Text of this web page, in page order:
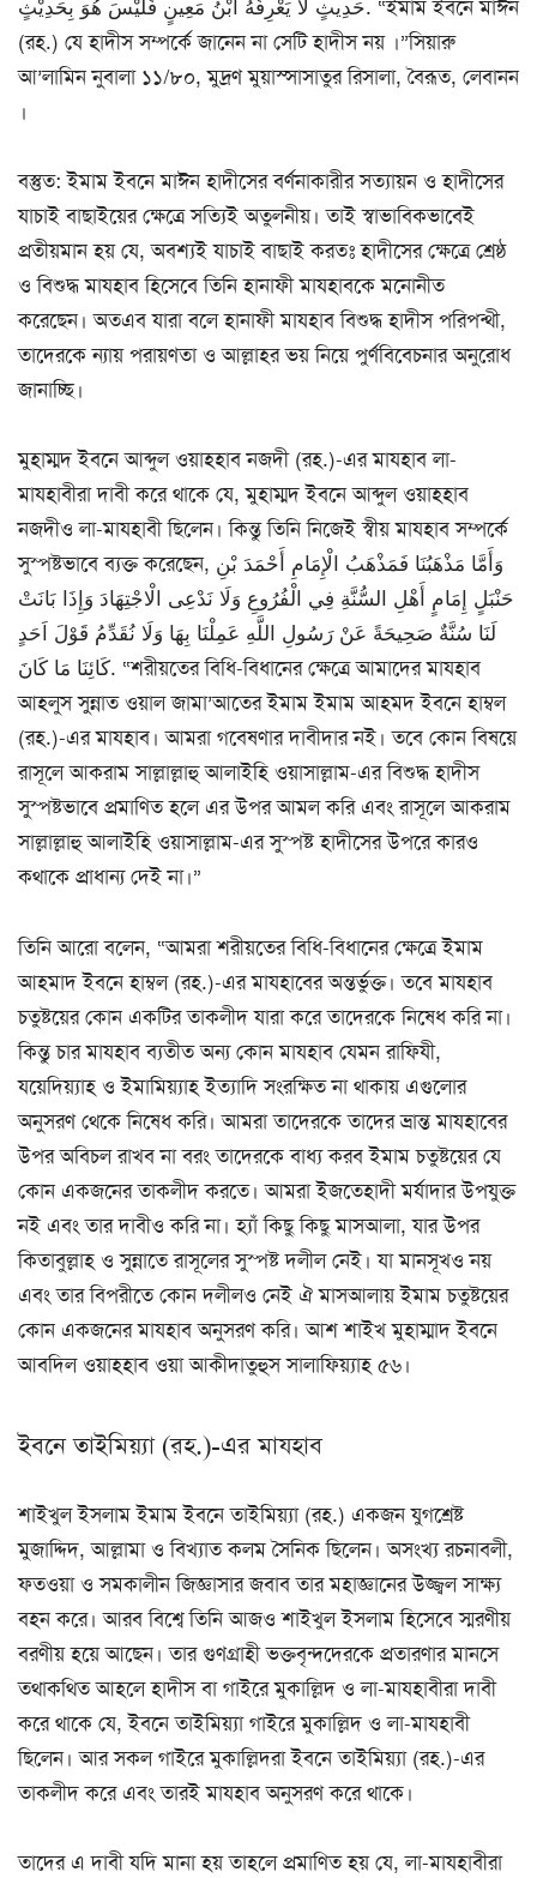
حَدِيثٍ لَا يَعْرِفُهُ ابْنُ مَعِينٍ فَلَيْسَ هُوَ بِحَدِيْثٍ. “ইমাম ইবনে মাঈন
(রহ.) যে হাদীস সম্পর্কে জানেন না সেটি হাদীস নয় ।”সিয়ারু
আ’লামিন নুবালা ১১/৮০, মুদ্রণ মুয়াস্সাসাতুর রিসালা, বৈরূত, লেবানন
।
বস্তুত: ইমাম ইবনে মাঈন হাদীসের বর্ণনাকারীর সত্যায়ন ও হাদীসের
যাচাই বাছাইয়ের ক্ষেত্রে সত্যিই অতুলনীয়। তাই স্বাভাবিকভাবেই
প্রতীয়মান হয় যে, অবশ্যই যাচাই বাছাই করতঃ হাদীসের ক্ষেত্রে শ্রেষ্ঠ
ও বিশুদ্ধ মাযহাব হিসেবে তিনি হানাফী মাযহাবকে মনোনীত
করেছেন। অতএব যারা বলে হানাফী মাযহাব বিশুদ্ধ হাদীস পরিপন্থী,
তাদেরকে ন্যায় পরায়ণতা ও আল্লাহর ভয় নিয়ে পুর্ণবিবেচনার অনুরোধ
জানাচ্ছি।
মুহাম্মদ ইবনে আব্দুল ওয়াহহাব নজদী (রহ.)-এর মাযহাব লা-
মাযহাবীরা দাবী করে থাকে যে, মুহাম্মদ ইবনে আব্দুল ওয়াহ্হাব
নজদীও লা-মাযহাবী ছিলেন। কিন্তু তিনি নিজেই স্বীয় মাযহাব সম্পর্কে
সুস্পষ্টভাবে ব্যক্ত করেছেন, وَأَمَّا مَذْهَبُنَا فَمَذْهَبُ الْإِمَامِ أَحْمَدَ بْنِ
حَنْبَلٍ إِمَامٍ أَهْلِ السُّنَّةِ فِي الْفُرُوعِ وَلَا نَدْعِى الْاجْتِهَادَ وَإِذَا بَانَتْ
لَنَا سُنَّةٌ صَحِيحَةً عَنْ رَسُولِ اللَّهِ عَمِلْنَا بِهَا وَلَا نُقَدِّمُ قَوْلَ اَحَدٍ
كَائِنَا مَا كَانَ. “শরীয়তের বিধি-বিধানের ক্ষেত্রে আমাদের মাযহাব
আহলুস সুন্নাত ওয়াল জামা’আতের ইমাম ইমাম আহমদ ইবনে হাম্বল
(রহ.)-এর মাযহাব। আমরা গবেষণার দাবীদার নই। তবে কোন বিষয়ে
রাসূলে আকরাম সাল্লাল্লাহু আলাইহি ওয়াসাল্লাম-এর বিশুদ্ধ হাদীস
সুস্পষ্টভাবে প্রমাণিত হলে এর উপর আমল করি এবং রাসূলে আকরাম
সাল্লাল্লাহু আলাইহি ওয়াসাল্লাম-এর সুস্পষ্ট হাদীসের উপরে কারও
কথাকে প্রাধান্য দেই না।”
তিনি আরো বলেন, “আমরা শরীয়তের বিধি-বিধানের ক্ষেত্রে ইমাম
আহমাদ ইবনে হাম্বল (রহ.)-এর মাযহাবের অন্তর্ভুক্ত। তবে মাযহাব
চতুষ্টয়ের কোন একটির তাকলীদ যারা করে তাদেরকে নিষেধ করি না।
কিন্তু চার মাযহাব ব্যতীত অন্য কোন মাযহাব যেমন রাফিযী,
যয়েদিয়্যাহ ও ইমামিয়্যাহ ইত্যাদি সংরক্ষিত না থাকায় এগুলোর
অনুসরণ থেকে নিষেধ করি। আমরা তাদেরকে তাদের ভ্রান্ত মাযহাবের
উপর অবিচল রাখব না বরং তাদেরকে বাধ্য করব ইমাম চতুষ্টয়ের যে
কোন একজনের তাকলীদ করতে। আমরা ইজতেহাদী মর্যাদার উপযুক্ত
নই এবং তার দাবীও করি না। হ্যাঁ কিছু কিছু মাসআলা, যার উপর
কিতাবুল্লাহ ও সুন্নাতে রাসূলের সুস্পষ্ট দলীল নেই। যা মানসূখও নয়
এবং তার বিপরীতে কোন দলীলও নেই ঐ মাসআলায় ইমাম চতুষ্টয়ের
কোন একজনের মাযহাব অনুসরণ করি। আশ শাইখ মুহাম্মাদ ইবনে
আবদিল ওয়াহ্হাব ওয়া আকীদাতুহুস সালাফিয়্যাহ ৫৬।
ইবনে তাইমিয়্যা (রহ.)-এর মাযহাব
শাইখুল ইসলাম ইমাম ইবনে তাইমিয়্যা (রহ.) একজন যুগশ্রেষ্ট
মুজাদ্দিদ, আল্লামা ও বিখ্যাত কলম সৈনিক ছিলেন। অসংখ্য রচনাবলী,
ফতওয়া ও সমকালীন জিজ্ঞাসার জবাব তার মহাজ্ঞানের উজ্জ্বল সাক্ষ্য
বহন করে। আরব বিশ্বে তিনি আজও শাইখুল ইসলাম হিসেবে স্মরণীয়
বরণীয় হয়ে আছেন। তার গুণগ্রাহী ভক্তবৃন্দদেরকে প্রতারণার মানসে
তথাকথিত আহলে হাদীস বা গাইরে মুকাল্লিদ ও লা-মাযহাবীরা দাবী
করে থাকে যে, ইবনে তাইমিয়্যা গাইরে মুকাল্লিদ ও লা-মাযহাবী
ছিলেন। আর সকল গাইরে মুকাল্লিদরা ইবনে তাইমিয়্যা (রহ.)-এর
তাকলীদ করে এবং তারই মাযহাব অনুসরণ করে থাকে।
তাদের এ দাবী যদি মানা হয় তাহলে প্রমাণিত হয় যে, লা-মাযহাবীরা